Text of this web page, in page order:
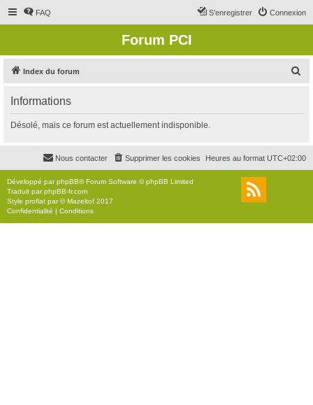
FAQ Connexion
S’enregistrer
Forum PCI
Index du forum
r
c
r
Informations
Désolé, mais ce forum est actuellement indisponible.
Heures au format UTC+02:00
Supprimer les cookies
Nous contacter
Développé parphpBB® Forum Software © phpBB Limited
Traduit parphpBB-fr.com
Style proflat par ©Mazeltof 2017
Confidentialité | Conditions